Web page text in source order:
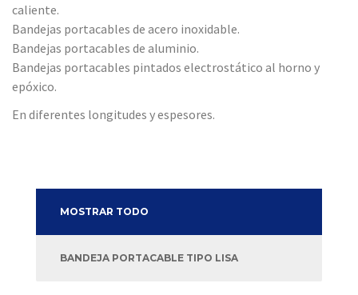
caliente.
Bandejas portacables de acero inoxidable.
Bandejas portacables de aluminio.
Bandejas portacables pintados electrostático al horno y
epóxico.
En diferentes longitudes y espesores.
MOSTRAR TODO
BANDEJA PORTACABLE TIPO LISA